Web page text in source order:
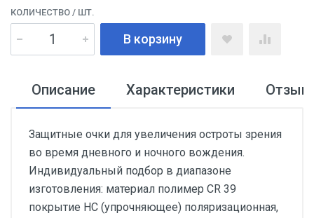
КОЛИЧЕСТВО / ШТ.
В корзину
Описание Характеристики
Защитные очки для увеличения остроты зрения
во время дневного и ночного вождения.
Индивидуальный подбор в диапазоне
изготовления: материал полимер CR 39
покрытие НC (упрочняющее) поляризационная,